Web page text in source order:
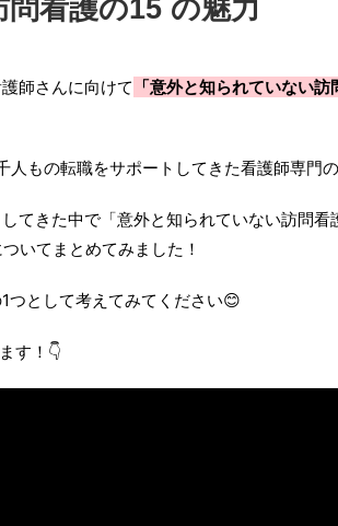
看護の15 の魅力
師さんに向けて 「意外と知られていない訪
人もの転職をサポートしてきた看護師専門
てきた中で「意外と知られていない訪問
いてまとめてみました！
つとして考えてみてください😊
す！👇